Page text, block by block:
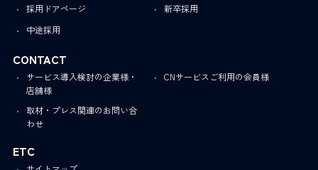
採用ドアページ
新卒採用
中途採用
CONTACT
サービス導入検討の企業様・
店舗様
CNサービスご利用の会員様
取材・プレス関連のお問い合
わせ
ETC